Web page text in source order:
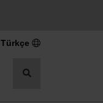
Türkçe
Aramayı